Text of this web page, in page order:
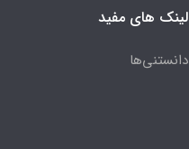
لینک های مفید
دانستنی‌ها